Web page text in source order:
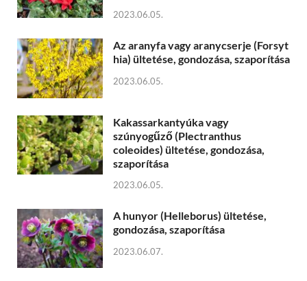
2023.06.05.
Az aranyfa vagy aranycserje (Forsyt
hia) ültetése, gondozása, szaporítása
2023.06.05.
Kakassarkantyúka vagy
szúnyogűző (Plectranthus
coleoides) ültetése, gondozása,
szaporítása
2023.06.05.
A hunyor (Helleborus) ültetése,
gondozása, szaporítása
2023.06.07.